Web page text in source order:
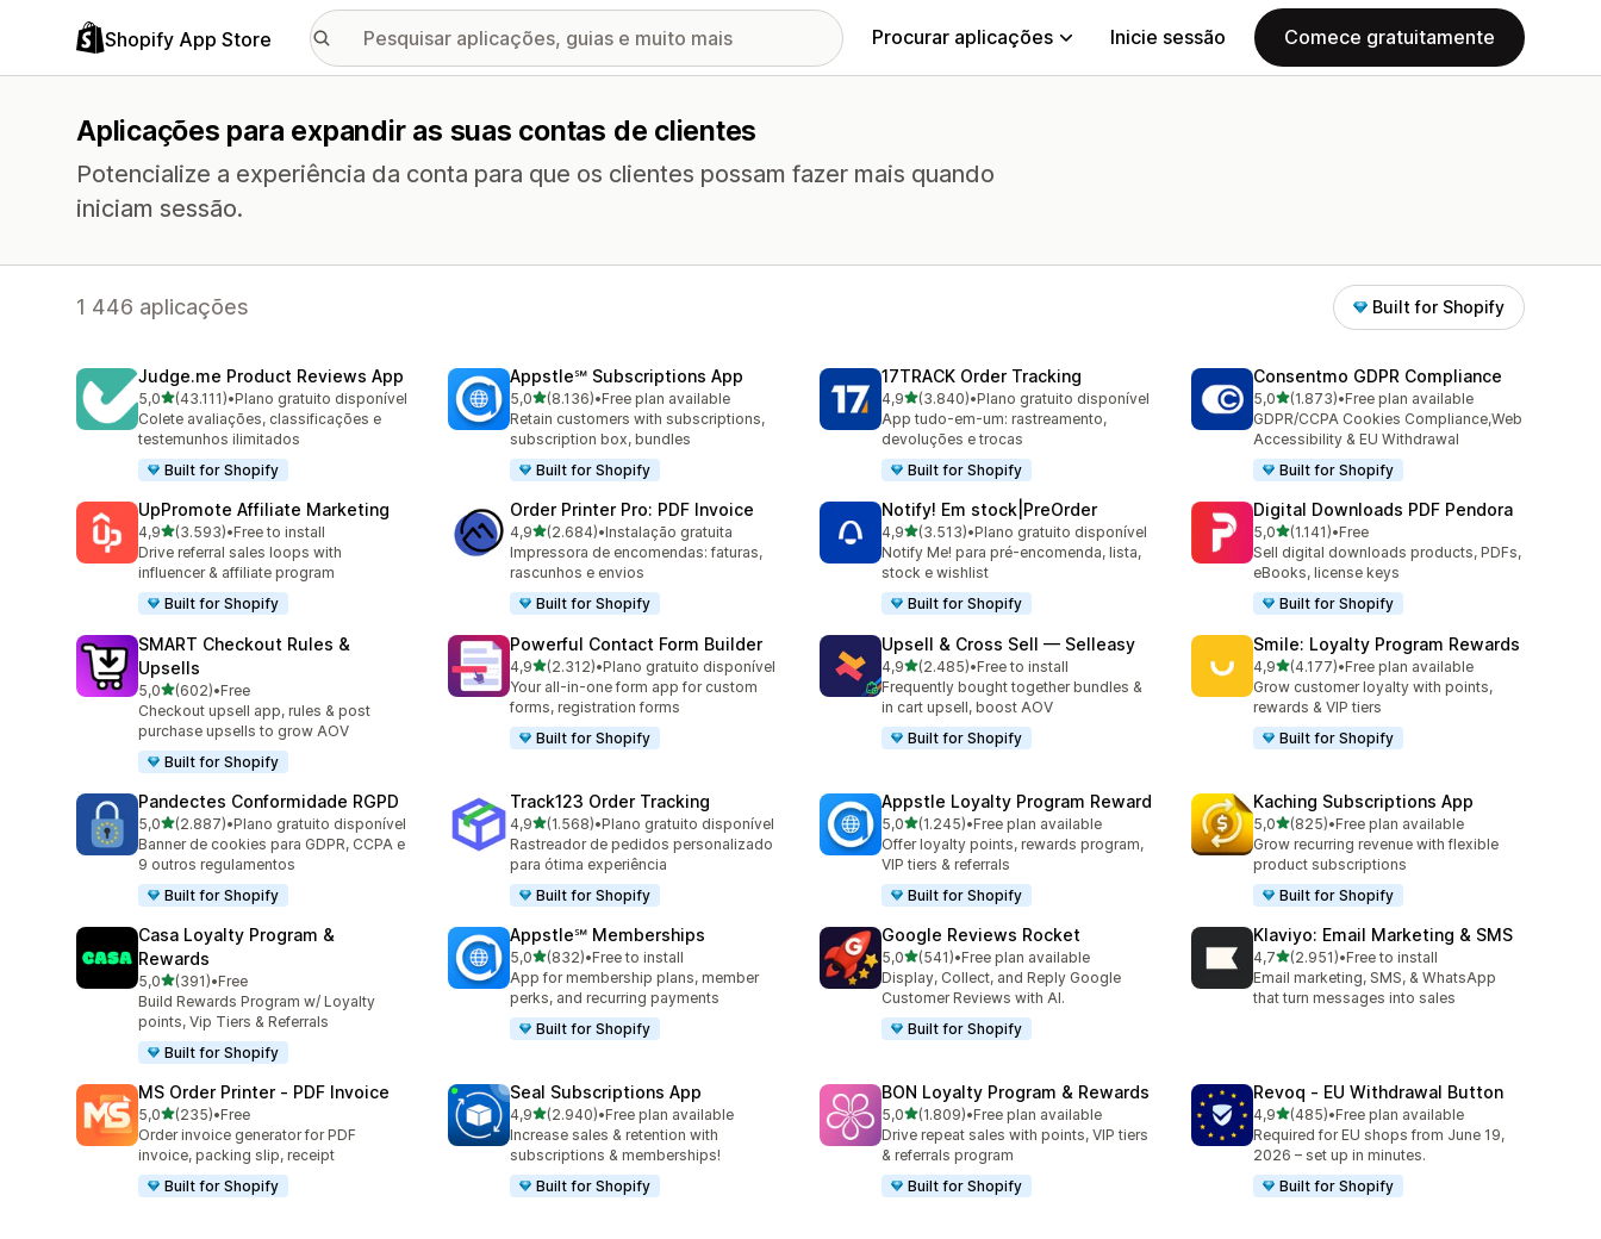
Shopify App Store Procurar aplicações Inicie sessão Comece gratuitamente
Aplicações para expandir as suas contas de clientes
Potencialize a experiência da conta para que os clientes possam fazer mais quando
iniciam sessão.
1 446 aplicações Built for Shopify
Judge.me Product Reviews App
5,0de 5 estrelas
(43.111)
43111 total de avaliações
•Plano gratuito disponível
Colete avaliações, classificações e
testemunhos ilimitados
Built for Shopify
Appstle℠ Subscriptions App
5,0de 5 estrelas
(8.136)
8136 total de avaliações
•Free plan available
Retain customers with subscriptions,
subscription box, bundles
Built for Shopify
17TRACK Order Tracking
4,9de 5 estrelas
(3.840)
3840 total de avaliações
•Plano gratuito disponível
App tudo-em-um: rastreamento,
devoluções e trocas
Built for Shopify
Consentmo GDPR Compliance
5,0de 5 estrelas
(1.873)
1873 total de avaliações
•Free plan available
GDPR/CCPA Cookies Compliance,Web
Accessibility & EU Withdrawal
Built for Shopify
UpPromote Affiliate Marketing
4,9de 5 estrelas
(3.593)
3593 total de avaliações
•Free to install
Drive referral sales loops with
influencer & affiliate program
Built for Shopify
Order Printer Pro: PDF Invoice
4,9de 5 estrelas
(2.684)
2684 total de avaliações
•Instalação gratuita
Impressora de encomendas: faturas,
rascunhos e envios
Built for Shopify
Notify! Em stock|PreOrder
4,9de 5 estrelas
(3.513)
3513 total de avaliações
•Plano gratuito disponível
Notify Me! para pré-encomenda, lista,
stock e wishlist
Built for Shopify
Digital Downloads PDF Pendora
5,0de 5 estrelas
(1.141)
1141 total de avaliações
•Free
Sell digital downloads products, PDFs,
eBooks, license keys
Built for Shopify
SMART Checkout Rules &
Upsells
5,0de 5 estrelas
(602)
602 total de avaliações
•Free
Checkout upsell app, rules & post
purchase upsells to grow AOV
Built for Shopify
Powerful Contact Form Builder
4,9de 5 estrelas
(2.312)
2312 total de avaliações
•Plano gratuito disponível
Your all-in-one form app for custom
forms, registration forms
Built for Shopify
Upsell & Cross Sell — Selleasy
4,9de 5 estrelas
(2.485)
2485 total de avaliações
•Free to install
Frequently bought together bundles &
in cart upsell, boost AOV
Built for Shopify
Smile: Loyalty Program Rewards
4,9de 5 estrelas
(4.177)
4177 total de avaliações
•Free plan available
Grow customer loyalty with points,
rewards & VIP tiers
Built for Shopify
Pandectes Conformidade RGPD
5,0de 5 estrelas
(2.887)
2887 total de avaliações
•Plano gratuito disponível
Banner de cookies para GDPR, CCPA e
9 outros regulamentos
Built for Shopify
Track123 Order Tracking
4,9de 5 estrelas
(1.568)
1568 total de avaliações
•Plano gratuito disponível
Rastreador de pedidos personalizado
para ótima experiência
Built for Shopify
Appstle Loyalty Program Reward
5,0de 5 estrelas
(1.245)
1245 total de avaliações
•Free plan available
Offer loyalty points, rewards program,
VIP tiers & referrals
Built for Shopify
Kaching Subscriptions App
5,0de 5 estrelas
(825)
825 total de avaliações
•Free plan available
Grow recurring revenue with flexible
product subscriptions
Built for Shopify
Casa Loyalty Program &
Rewards
5,0de 5 estrelas
(391)
391 total de avaliações
•Free
Build Rewards Program w/ Loyalty
points, Vip Tiers & Referrals
Built for Shopify
Appstle℠ Memberships
5,0de 5 estrelas
(832)
832 total de avaliações
•Free to install
App for membership plans, member
perks, and recurring payments
Built for Shopify
Google Reviews Rocket
5,0de 5 estrelas
(541)
541 total de avaliações
•Free plan available
Display, Collect, and Reply Google
Customer Reviews with AI.
Built for Shopify
Klaviyo: Email Marketing & SMS
4,7de 5 estrelas
(2.951)
2951 total de avaliações
•Free to install
Email marketing, SMS, & WhatsApp
that turn messages into sales
MS Order Printer ‑ PDF Invoice
5,0de 5 estrelas
(235)
235 total de avaliações
•Free
Order invoice generator for PDF
invoice, packing slip, receipt
Built for Shopify
Seal Subscriptions App
4,9de 5 estrelas
(2.940)
2940 total de avaliações
•Free plan available
Increase sales & retention with
subscriptions & memberships!
Built for Shopify
BON Loyalty Program & Rewards
5,0de 5 estrelas
(1.809)
1809 total de avaliações
•Free plan available
Drive repeat sales with points, VIP tiers
& referrals program
Built for Shopify
Revoq ‑ EU Withdrawal Button
4,9de 5 estrelas
(485)
485 total de avaliações
•Free plan available
Required for EU shops from June 19,
2026 – set up in minutes.
Built for Shopify